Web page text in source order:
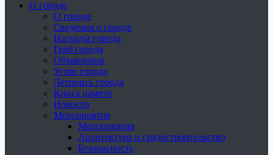
О городе
О городе
Сведения о городе
Награды города
Герб города
Объявления
Устав города
Летопись города
Книга памяти
Новости
Мероприятия
Мероприятия
Архитектура и градостроительство
Безопасность